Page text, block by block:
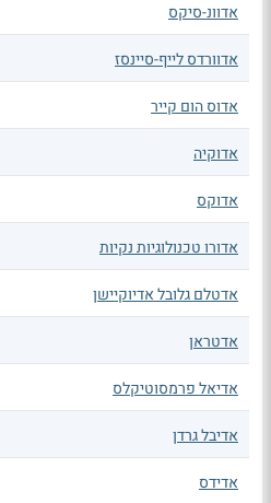
אדוונ-סיקס
אדוורדס לייף-סיינסז
אדוס הום קייר
אדוקיה
אדוקס
אדורו טכנולוגיות נקיות
אדטלם גלובל אדיוקיישן
אדטראן
אדיאל פרמסוטיקלס
אדיבל גרדן
אדידס